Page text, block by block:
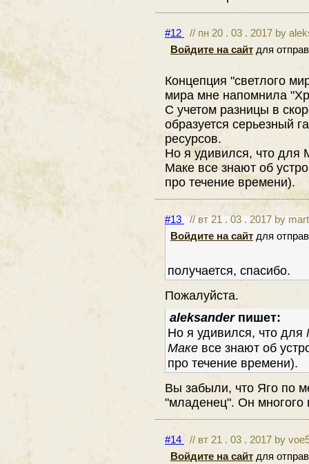
#12
// пн 20 . 03 . 2017 by
Войдите на сайт для
Концепция "светлого
мира мне напомнила
С учетом разницы в
образуется серьезный
ресурсов.
Но я удивился, что для
Маке все знают об
про течение времени).
#13// вт 21 . 03 . 2017 by
Войдите на сайт для
получается, спасибо.
Пожалуйста.
aleksanderпишет:
Но я удивился, что для
Маке все знают об
про течение времени).
Вы забыли, что Яго по
"младенец". Он многого
#14
// вт 21 . 03 . 2017 by
Войдите на сайт для